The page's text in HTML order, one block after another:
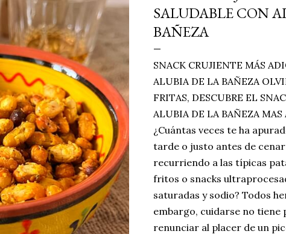
SALUDABLE CON
BAÑEZA
SNACK CRUJIENTE MÁS
ALUBIA DE LA BAÑEZA
FRITAS, DESCUBRE EL
ALUBIA DE LA BAÑEZA
¿Cuántas veces te ha
tarde o justo antes de cenar
recurriendo a las típicas
fritos o snacks
saturadas y sodio? Todos
embargo, cuidarse no tiene
renunciar al placer de un